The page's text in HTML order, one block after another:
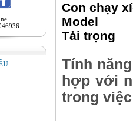
Con chạy
Tải
Tính
hợp với
trong